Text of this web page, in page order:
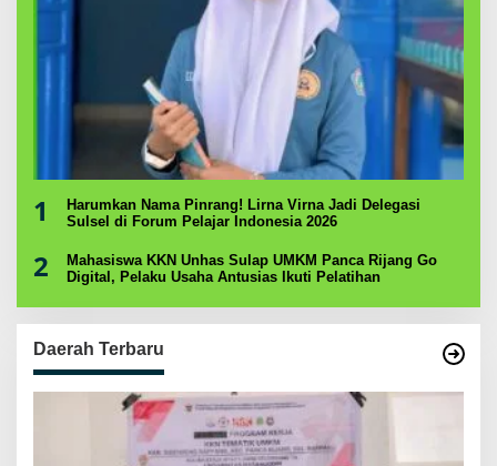
1
Harumkan Nama Pinrang! Lirna Virna Jadi Delegasi
Sulsel di Forum Pelajar Indonesia 2026
2
Mahasiswa KKN Unhas Sulap UMKM Panca Rijang Go
Digital, Pelaku Usaha Antusias Ikuti Pelatihan
Daerah Terbaru